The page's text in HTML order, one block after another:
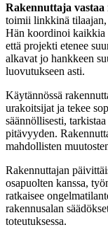
Rakennuttaja vastaa
toimii linkkinä
Hän koordinoi kaikkia
että projekti etenee
alkavat jo hankkeen
luovutukseen asti.
Käytännössä
urakoitsijat ja tekee
säännöllisesti,
pitävyyden.
mahdollisten
Rakennuttajan
osapuolten kanssa,
ratkaisee
rakennusalan
toteutuksessa.